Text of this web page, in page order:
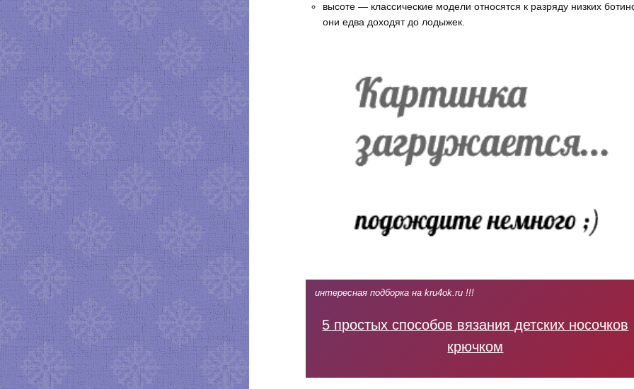
высоте — классические модели относятся к разряду низких
они едва доходят до лодыжек.
интересная подборка на kru4ok.ru !!!
5 простых способов вязания детских носочков
крючком